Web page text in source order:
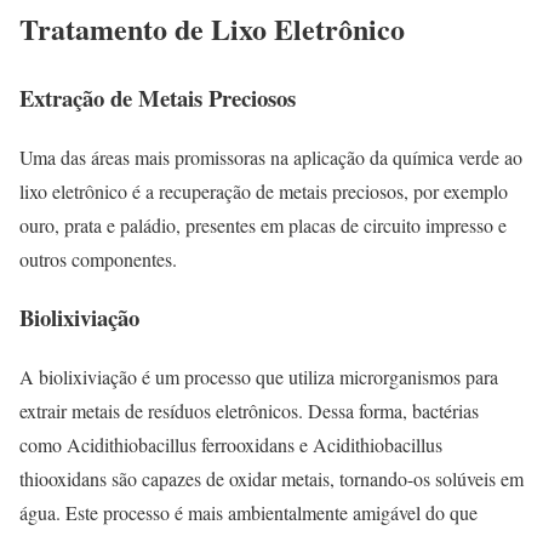
Tratamento de Lixo Eletrônico
Extração de Metais Preciosos
Uma das áreas mais promissoras na aplicação da química verde ao
lixo eletrônico é a recuperação de metais preciosos, por exemplo
ouro, prata e paládio, presentes em placas de circuito impresso e
outros componentes.
Biolixiviação
A biolixiviação é um processo que utiliza microrganismos para
extrair metais de resíduos eletrônicos. Dessa forma, bactérias
como Acidithiobacillus ferrooxidans e Acidithiobacillus
thiooxidans são capazes de oxidar metais, tornando-os solúveis em
água. Este processo é mais ambientalmente amigável do que